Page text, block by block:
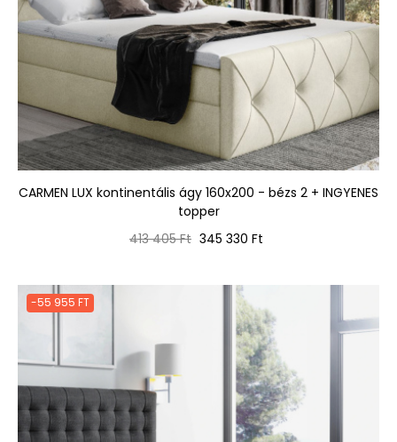
CARMEN LUX kontinentális ágy 160x200 - bézs 2 + INGYENES
topper
Normál
413 405 Ft Ár
345 330 Ft
-55 955 FT